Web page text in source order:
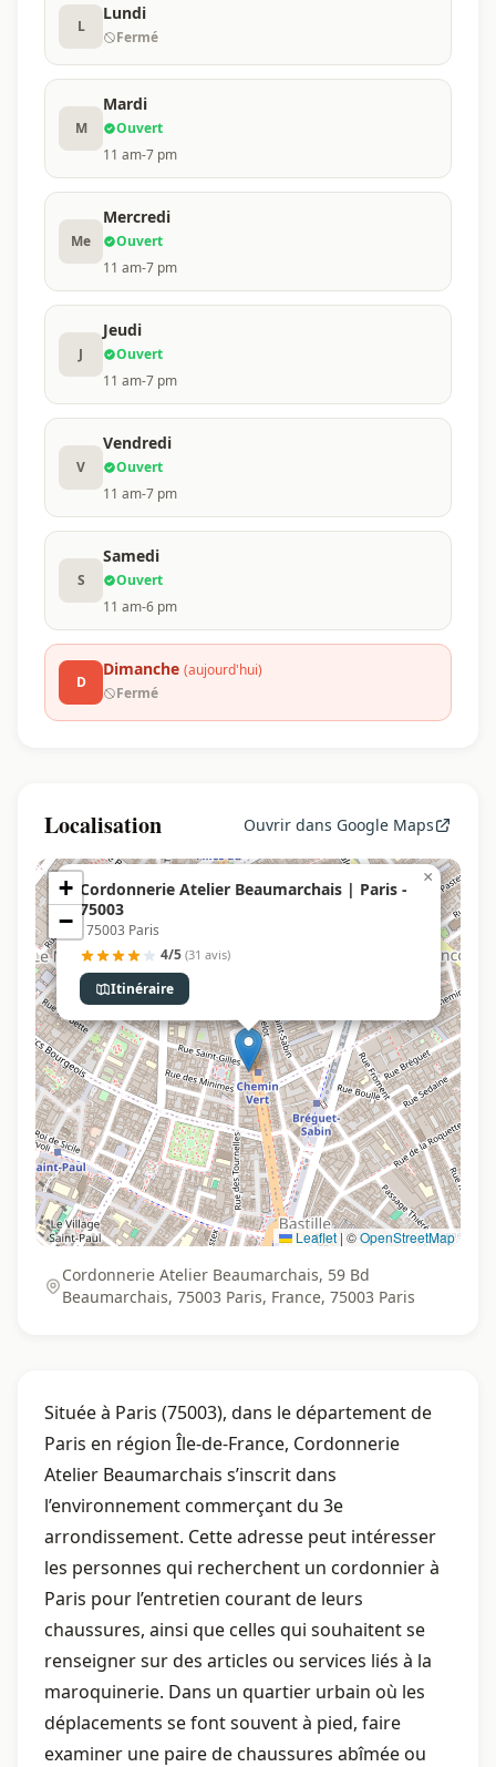
L
Lundi
Fermé
M
Mardi
Ouvert
11 am-7 pm
Me
Mercredi
Ouvert
11 am-7 pm
J
Jeudi
Ouvert
11 am-7 pm
V
Vendredi
Ouvert
11 am-7 pm
S
Samedi
Ouvert
11 am-6 pm
D
Dimanche (aujourd'hui)
Fermé
Localisation Ouvrir dans Google Maps
Cordonnerie Atelier Beaumarchais | Paris -
75003
, 75003 Paris
4/5 (31 avis)
Itinéraire
×
+
−
Leaflet | ©OpenStreetMap
Cordonnerie Atelier Beaumarchais, 59 Bd
Beaumarchais, 75003 Paris, France, 75003 Paris
Située à Paris (75003), dans le département de
Paris en région Île-de-France, Cordonnerie
Atelier Beaumarchais s’inscrit dans
l’environnement commerçant du 3e
arrondissement. Cette adresse peut intéresser
les personnes qui recherchent un cordonnier à
Paris pour l’entretien courant de leurs
chaussures, ainsi que celles qui souhaitent se
renseigner sur des articles ou services liés à la
maroquinerie. Dans un quartier urbain où les
déplacements se font souvent à pied, faire
examiner une paire de chaussures abîmée ou